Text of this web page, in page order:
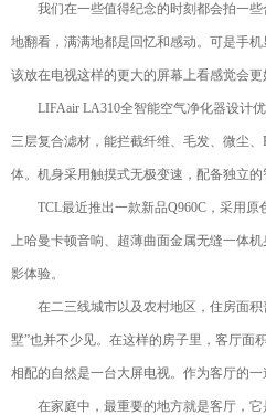
我们在一些值得纪念的时刻都会拍一些
地翻看，满满地都是回忆和感动。可是手
该放在电视这样的更大的屏幕上看感觉会
LIFAair LA310全智能空气净化器设计优
三层复合滤材，能拦截纤维、毛发、微尘
体。机身采用触摸式无极变速，配备独立
TCL最近推出一款新品Q960C，采用原
上哈曼卡顿音响、超薄曲面金属无缝一体
影体验。
在二三线城市以及农村地区，住房面积
墅”也并不少见。在这样的房子里，客厅面
相配的自然是一台大屏电视。作为客厅的
在家庭中，最重要的地方就是客厅，它